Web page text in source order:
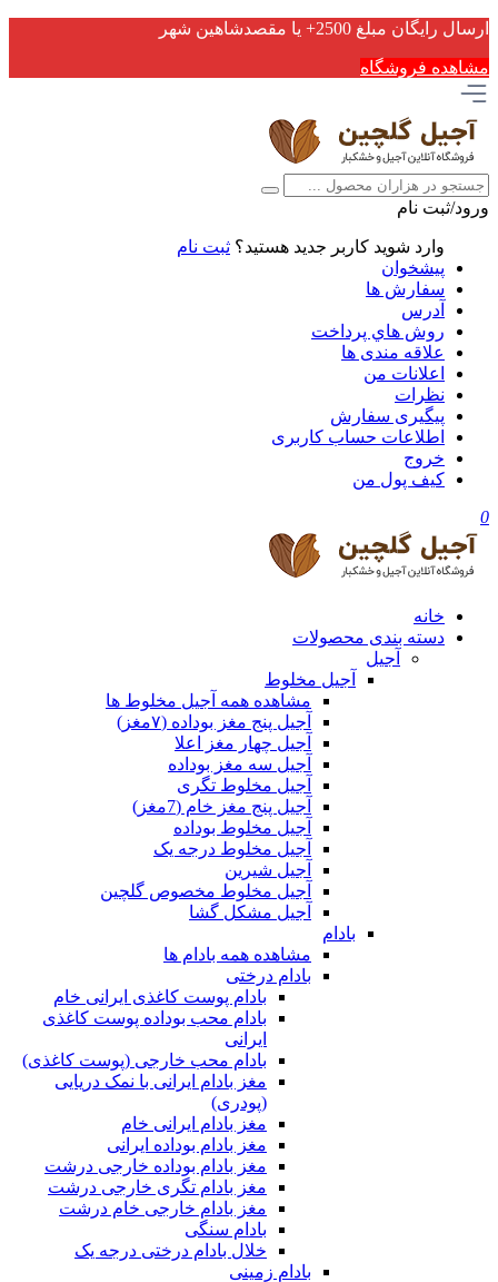
ارسال رایگان مبلغ 2500+ یا مقصدشاهین شهر
مشاهده فروشگاه
ورود/ثبت نام
وارد شوید کاربر جدید هستید؟ ثبت نام
پیشخوان
سفارش ها
آدرس
روش هاي پرداخت
علاقه مندی ها
اعلانات من
نظرات
پیگیری سفارش
اطلاعات حساب كاربری
خروج
کیف پول من
0
خانه
دسته بندی محصولات
آجیل
آجیل مخلوط
مشاهده همه آجیل مخلوط ها
آجیل پنج مغز بوداده (۷مغز)
آجیل چهار مغز اعلا
آجیل سه مغز بوداده
آجیل مخلوط تگری
آجیل پنج مغز خام (7مغز)
آجیل مخلوط بوداده
آجیل مخلوط درجه یک
آجیل شیرین
آجیل مخلوط مخصوص گلچین
آجیل مشکل گشا
بادام
مشاهده همه بادام ها
بادام درختی
بادام پوست کاغذی ایرانی خام
بادام محب بوداده پوست کاغذی
ایرانی
بادام محب خارجی (پوست کاغذی)
مغز بادام ایرانی با نمک دریایی
(پودری)
مغز بادام ایرانی خام
مغز بادام بوداده ایرانی
مغز بادام بوداده خارجی درشت
مغز بادام تگری خارجی درشت
مغز بادام خارجی خام درشت
بادام سنگی
خلال بادام درختی درجه یک
بادام زمینی